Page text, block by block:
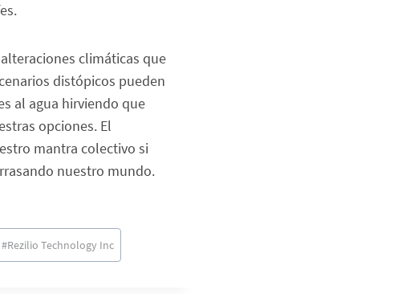
climáticas que
distópicos pueden
al agua hirviendo que
opciones. El
mantra colectivo si
nuestro mundo.
#Rezilio Technology Inc